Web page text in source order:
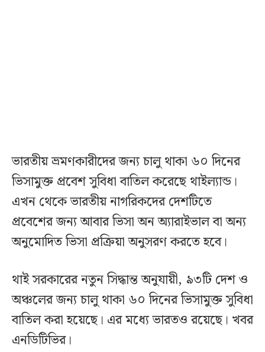
ভারতীয় ভ্রমণকারীদের জন্য চালু থাকা ৬০ দিনের
ভিসামুক্ত প্রবেশ সুবিধা বাতিল করেছে থাইল্যান্ড।
এখন থেকে ভারতীয় নাগরিকদের দেশটিতে
প্রবেশের জন্য আবার ভিসা অন অ্যারাইভাল বা অন্য
অনুমোদিত ভিসা প্রক্রিয়া অনুসরণ করতে হবে।
থাই সরকারের নতুন সিদ্ধান্ত অনুযায়ী, ৯৩টি দেশ ও
অঞ্চলের জন্য চালু থাকা ৬০ দিনের ভিসামুক্ত সুবিধা
বাতিল করা হয়েছে। এর মধ্যে ভারতও রয়েছে। খবর
এনডিটিভির।